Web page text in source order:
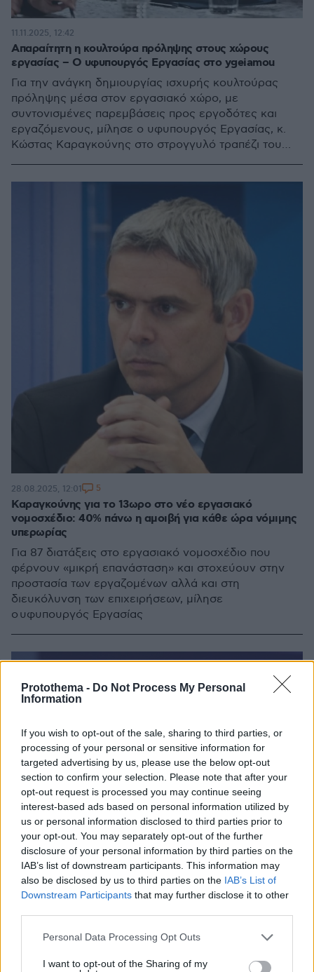
Protothema - Do Not Process My Personal
Information
If you wish to opt-out of the sale, sharing to third parties, or
processing of your personal or sensitive information for
targeted advertising by us, please use the below opt-out
section to confirm your selection. Please note that after your
opt-out request is processed you may continue seeing
interest-based ads based on personal information utilized by
us or personal information disclosed to third parties prior to
your opt-out. You may separately opt-out of the further
disclosure of your personal information by third parties on the
IAB’s list of downstream participants. This information may
also be disclosed by us to third parties on the IAB’s List of
Downstream Participants that may further disclose it to other
Please note that this website/app uses one or more Google
not limited to your visit or usage behaviour. You may click to
Personal Data Processing Opt Outs
I want to opt-out of the Sharing of my
Απαραίτητη η κουλτούρα πρόληψης στους χώρους
εργασίας – Ο υφυπουργός Εργασίας στο ygeiamou
Για την ανάγκη δημιουργίας ισχυρής κουλτούρας
πρόληψης μέσα στον εργασιακό χώρο, με
συντονισμένες παρεμβάσεις προς εργοδότες και
εργαζόμενους, μίλησε ο υφυπουργός Εργασίας, κ.
Κώστας Καραγκούνης στο στρογγυλό τραπέζι του
11.11.2025, 12:42
Καραγκούνης για το 13ωρο στο νέο εργασιακό
νομοσχέδιo: 40% πάνω η αμοιβή για κάθε ώρα νόμιμης
υπερωρίας
Για 87 διατάξεις στο εργασιακό νομοσχέδιο που
φέρνουν «μικρή επανάσταση» και στοχεύουν στην
προστασία των εργαζομένων αλλά και στη
διευκόλυνση των επιχειρήσεων, μίλησε
ο υφυπουργός Εργασίας
28.08.2025, 12:01 5
24.08.2025, 14:34 5